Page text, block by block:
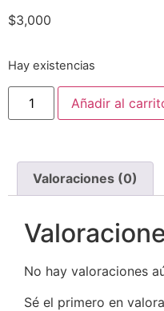
$3,000
Hay existencias
Añadir al
Valoraciones (0)
No hay valoraciones
Sé el primero en